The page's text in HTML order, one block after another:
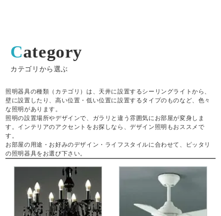
Category
カテゴリから選ぶ
照明器具の種類（カテゴリ）は、天井に設置するシーリングライトから、
壁に設置したり、高い位置・低い位置に設置するタイプのものなど、色々
な照明があります。
照明の設置場所やデザインで、ガラリと違う雰囲気にお部屋が変身しま
す。インテリアのアクセントをお探しなら、デザイン照明もおススメで
す。
お部屋の用途・お好みのデザイン・ライフスタイルに合わせて、ピッタリ
の照明器具をお選び下さい。